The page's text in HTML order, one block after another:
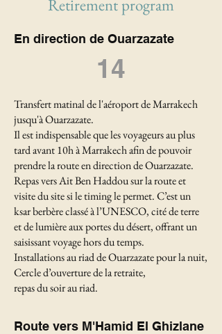
Retirement program
En direction de Ouarzazate
14
Transfert matinal de l'aéroport de Marrakech
jusqu'à Ouarzazate.
Il est indispensable que les voyageurs au plus
tard avant 10h à Marrakech afin de pouvoir
prendre la route en direction de Ouarzazate.
Repas vers Ait Ben Haddou sur la route et
visite du site si le timing le permet. C’est un
ksar berbère classé à l’UNESCO, cité de terre
et de lumière aux portes du désert, offrant un
saisissant voyage hors du temps.
Installations au riad de Ouarzazate pour la nuit,
Cercle d’ouverture de la retraite,
repas du soir au riad.
Route vers M'Hamid El Ghizlane